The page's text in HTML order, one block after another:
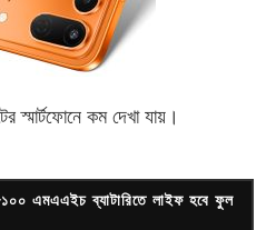
স্মার্টফোনে কম দেখা যায়।
এমএএইচ ব্যাটারিতে লাইফ হবে ফুল